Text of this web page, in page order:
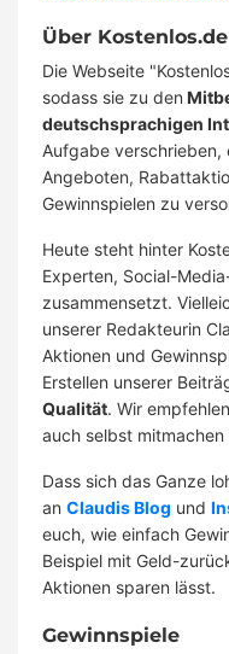
Über Kostenlos.de
Die Webseite
sodass sie zu den
deutschsprachigen
Aufgabe
Angeboten,
Gewinnspielen zu
Heute steht hinter
Experten, Social-
zusammensetzt.
unserer Redakteurin
Aktionen und
Erstellen unserer
Qualität. Wir
auch selbst mitmachen
Dass sich das Ganze
an Claudis Blog und
euch, wie einfach
Beispiel mit Geld-
Aktionen sparen lässt.
Gewinnspiele